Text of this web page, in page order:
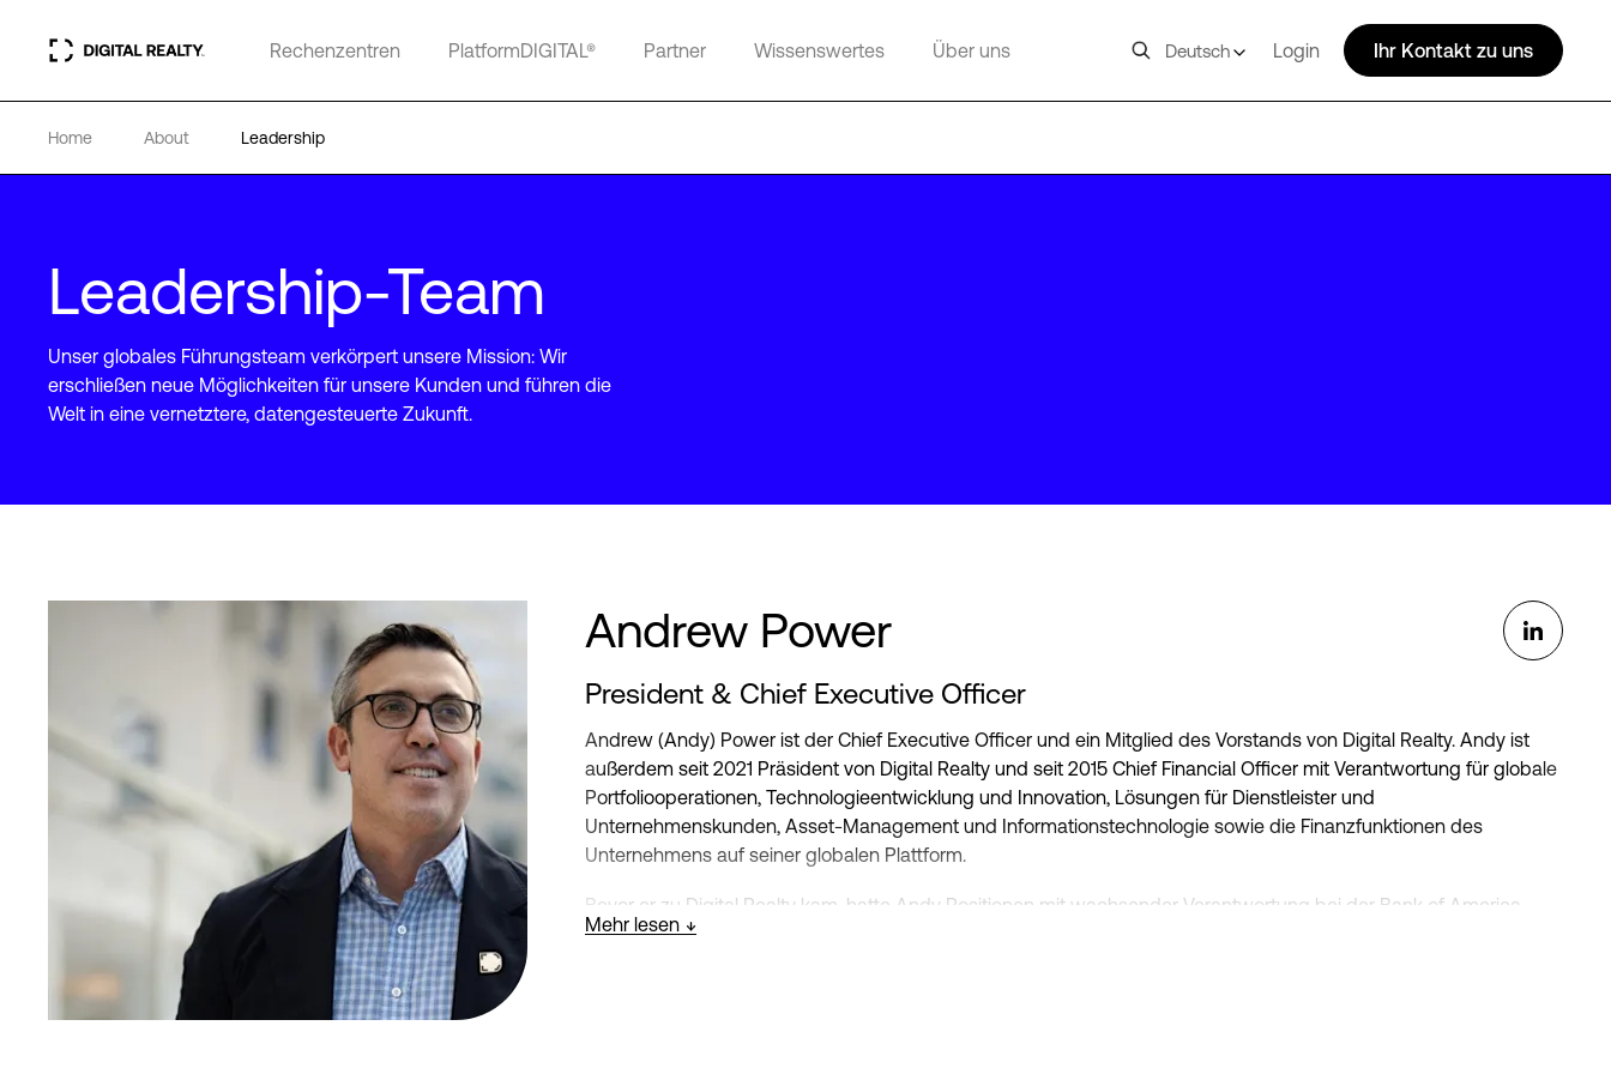
Rechenzentren PlatformDIGITAL® Partner Wissenswertes Über uns Deutsch Login Ihr Kontakt zu uns
Home About Leadership
Leadership-Team
Unser globales Führungsteam verkörpert unsere Mission: Wir
erschließen neue Möglichkeiten für unsere Kunden und führen die
Welt in eine vernetztere, datengesteuerte Zukunft.
Andrew Power
President & Chief Executive Officer
Andrew (Andy) Power ist der Chief Executive Officer und ein Mitglied des Vorstands von Digital Realty. Andy ist
außerdem seit 2021 Präsident von Digital Realty und seit 2015 Chief Financial Officer mit Verantwortung für globale
Portfoliooperationen, Technologieentwicklung und Innovation, Lösungen für Dienstleister und
Unternehmenskunden, Asset-Management und Informationstechnologie sowie die Finanzfunktionen des
Unternehmens auf seiner globalen Plattform.
Bevor er zu Digital Realty kam, hatte Andy Positionen mit wachsender Verantwortung bei der Bank of America
Merrill Lynch inne, wo er zuletzt als Managing Director für Real Estate, Gaming und Lodging Investment Banking
Mehr lesen